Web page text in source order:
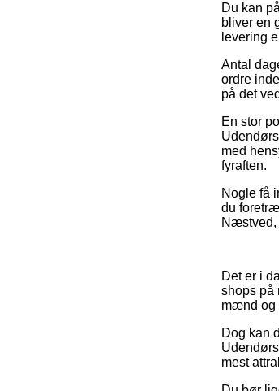
Du kan
bliver en
levering
Antal
ordre
på det
En stor
med
fyraften.
Nogle få
du
Næstved,
Det er i
shops på
mænd og
Dog kan
mest